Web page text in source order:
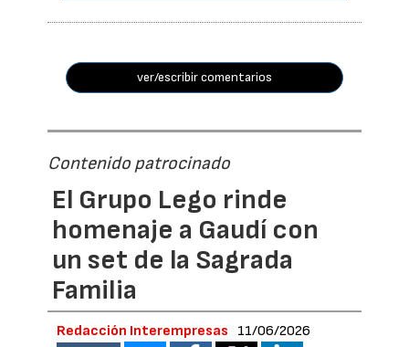
ver/escribir comentarios
Contenido patrocinado
El Grupo Lego rinde
homenaje a Gaudí con
un set de la Sagrada
Familia
Redacción Interempresas 11/06/2026